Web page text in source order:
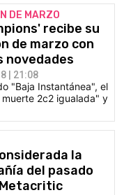
DE MARZO
recibe su
de marzo con
| 21:08
"Baja Instantánea", el
2c2 igualada" y
la
del pasado